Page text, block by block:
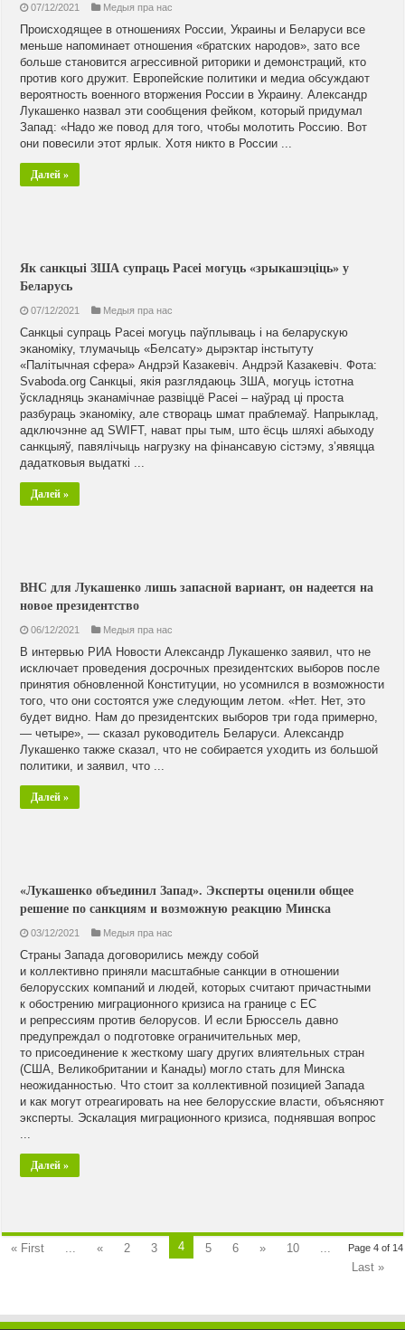
07/12/2021 Медыя пра нас
Происходящее в отношениях России, Украины и Беларуси все
меньше напоминает отношения «братских народов», зато все
больше становится агрессивной риторики и демонстраций, кто
против кого дружит. Европейские политики и медиа обсуждают
вероятность военного вторжения России в Украину. Александр
Лукашенко назвал эти сообщения фейком, который придумал
Запад: «Надо же повод для того, чтобы молотить Россию. Вот
они повесили этот ярлык. Хотя никто в России ...
Далей »
Як санкцыі ЗША супраць Расеі могуць «зрыкашэціць» у
Беларусь
07/12/2021 Медыя пра нас
Санкцыі супраць Расеі могуць паўплываць і на беларускую
эканоміку, тлумачыць «Белсату» дырэктар інстытуту
«Палітычная сфера» Андрэй Казакевіч. Андрэй Казакевіч. Фота:
Svaboda.org Санкцыі, якія разглядаюць ЗША, могуць істотна
ўскладняць эканамічнае развіццё Расеі – наўрад ці проста
разбураць эканоміку, але створаць шмат праблемаў. Напрыклад,
адключэнне ад SWIFT, нават пры тым, што ёсць шляхі абыходу
санкцыяў, павялічыць нагрузку на фінансавую сістэму, з’явяцца
дадатковыя выдаткі ...
Далей »
ВНС для Лукашенко лишь запасной вариант, он надеется на
новое президентство
06/12/2021 Медыя пра нас
В интервью РИА Новости Александр Лукашенко заявил, что не
исключает проведения досрочных президентских выборов после
принятия обновленной Конституции, но усомнился в возможности
того, что они состоятся уже следующим летом. «Нет. Нет, это
будет видно. Нам до президентских выборов три года примерно,
— четыре», — сказал руководитель Беларуси. Александр
Лукашенко также сказал, что не собирается уходить из большой
политики, и заявил, что ...
Далей »
«Лукашенко объединил Запад». Эксперты оценили общее
решение по санкциям и возможную реакцию Минска
03/12/2021 Медыя пра нас
Страны Запада договорились между собой
и коллективно приняли масштабные санкции в отношении
белорусских компаний и людей, которых считают причастными
к обострению миграционного кризиса на границе с ЕС
и репрессиям против белорусов. И если Брюссель давно
предупреждал о подготовке ограничительных мер,
то присоединение к жесткому шагу других влиятельных стран
(США, Великобритании и Канады) могло стать для Минска
неожиданностью. Что стоит за коллективной позицией Запада
и как могут отреагировать на нее белорусские власти, объясняют
эксперты. Эскалация миграционного кризиса, поднявшая вопрос
Далей »
Page 4 of 14
« First « 2 3 4 5 6 » 10
Last »